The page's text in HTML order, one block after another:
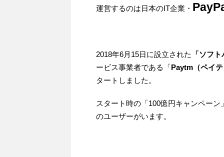
運営するのは日本のIT企業・
2018年6月15日に設立された
「ソフ
ービス事業者である「Paytm（ペイ
タートしました。
スタート時の「100億円キャンペー
のユーザーがいます。